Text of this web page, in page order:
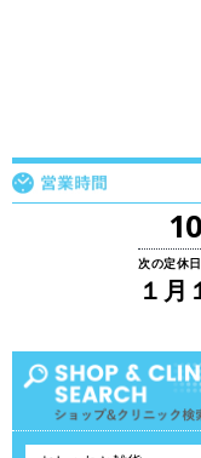
次の定休日
１月